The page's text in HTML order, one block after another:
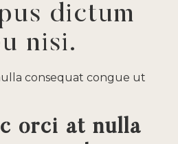
dictum
nisi.
consequat congue ut
orci at nulla